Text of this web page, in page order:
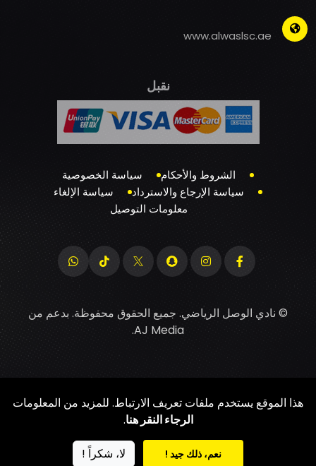
www.alwaslsc.ae
نقبل
الشروط والأحكام
سياسة الخصوصية
سياسة الإرجاع والاسترداد
سياسة الإلغاء
معلومات التوصيل
© نادي الوصل الرياضي. جميع الحقوق محفوظة. بدعم من
AJ Media
.
هذا الموقع يستخدم ملفات تعريف الارتباط. للمزيد من المعلومات
الرجاء النقر هنا.
نعم، ذلك جيد ! لا، شكراً !